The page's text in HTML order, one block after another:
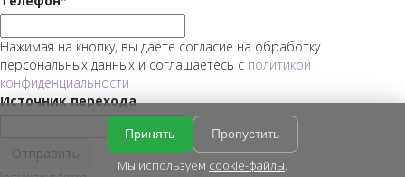
Нажимая на кнопку, вы даете согласие на обработку
персональных данных и соглашаетесь с политикой
конфиденциальности
Источник перехода
Отправить
Принять Пропустить
Мы используем cookie-файлы.